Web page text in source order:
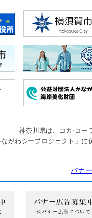
神奈川県は、コカ·コー
ながわシープロジェクト」に
バナ